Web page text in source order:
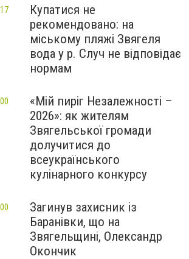
Купатися не
рекомендовано: на
міському пляжі Звягеля
вода у р. Случ не відповідає
нормам
«Мій пиріг Незалежності –
2026»: як жителям
Звягельської громади
долучитися до
всеукраїнського
кулінарного конкурсу
Загинув захисник із
Баранівки, що на
Звягельщині, Олександр
Окончик